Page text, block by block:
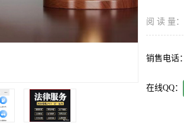
阅 读 量：
销售电话：
在线QQ：